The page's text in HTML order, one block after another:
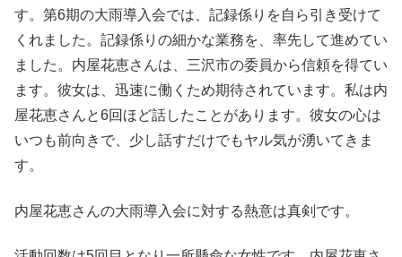
す。第6期の大雨導入会では、記録係りを自ら引き受けて
くれました。記録係りの細かな業務を、率先して進めてい
ました。内屋花恵さんは、三沢市の委員から信頼を得てい
ます。彼女は、迅速に働くため期待されています。私は内
屋花恵さんと6回ほど話したことがあります。彼女の心は
いつも前向きで、少し話すだけでもヤル気が湧いてきま
す。
内屋花恵さんの大雨導入会に対する熱意は真剣です。